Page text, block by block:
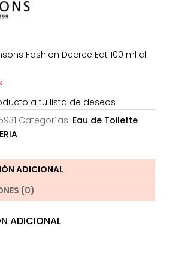
Fashion Decree Edt 100 ml al
a tu lista de deseos
Categorías: Eau de Toilette
ADICIONAL
(0)
ADICIONAL